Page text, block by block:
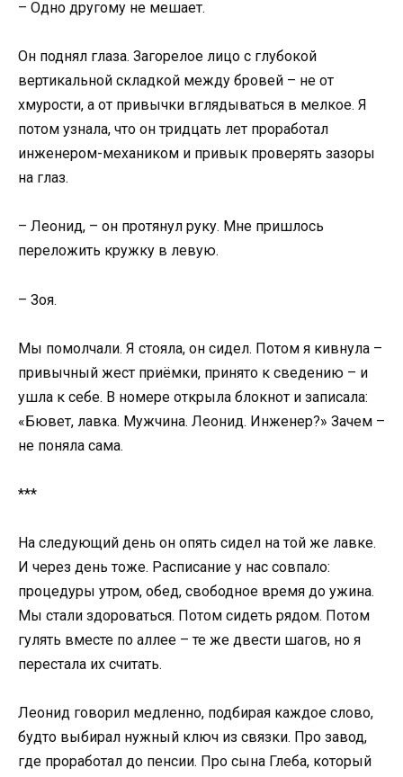
– Одно другому не мешает.
Он поднял глаза. Загорелое лицо с глубокой
вертикальной складкой между бровей – не от
хмурости, а от привычки вглядываться в мелкое. Я
потом узнала, что он тридцать лет проработал
инженером-механиком и привык проверять зазоры
на глаз.
– Леонид, – он протянул руку. Мне пришлось
переложить кружку в левую.
– Зоя.
Мы помолчали. Я стояла, он сидел. Потом я кивнула –
привычный жест приёмки, принято к сведению – и
ушла к себе. В номере открыла блокнот и записала:
«Бювет, лавка. Мужчина. Леонид. Инженер?» Зачем –
не поняла сама.
***
На следующий день он опять сидел на той же лавке.
И через день тоже. Расписание у нас совпало:
процедуры утром, обед, свободное время до ужина.
Мы стали здороваться. Потом сидеть рядом. Потом
гулять вместе по аллее – те же двести шагов, но я
перестала их считать.
Леонид говорил медленно, подбирая каждое слово,
будто выбирал нужный ключ из связки. Про завод,
где проработал до пенсии. Про сына Глеба, который